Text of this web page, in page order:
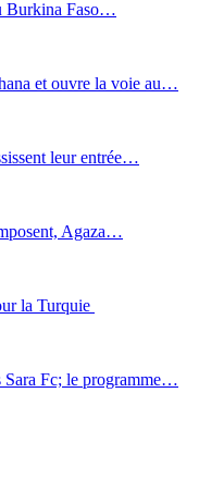
Burkina Faso…
et ouvre la voie au…
leur entrée…
Agaza…
la Turquie
Fc; le programme…